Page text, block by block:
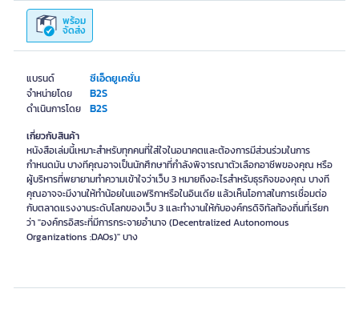
แบรนด์ ซีเอ็ดยูเคชั่น
จำหน่ายโดย B2S
ดำเนินการโดย B2S
พร้อม
จัดส่ง
เกี่ยวกับสินค้า
หนังสือเล่มนี้เหมาะสำหรับทุกคนที่ใส่ใจในอนาคตและต้องการมีส่วนร่วมในการ
กำหนดมัน บางทีคุณอาจเป็นนักศึกษาที่กำลังพิจารณาตัวเลือกอาชีพของคุณ หรือ
ผู้บริหารที่พยายามทำความเข้าใจว่าเว็บ 3 หมายถึงอะไรสำหรับธุรกิจของคุณ บางที
คุณอาจจะมีงานให้ทำน้อยในแอฟริกาหรือในอินเดีย แล้วเห็นโอกาสในการเชื่อมต่อ
กับตลาดแรงงานระดับโลกของเว็บ 3 และทำงานให้กับองค์กรดิจิทัลท้องถิ่นที่เรียก
ว่า "องค์กรอิสระที่มีการกระจายอำนาจ (Decentralized Autonomous
Organizations :DAOs)" บาง